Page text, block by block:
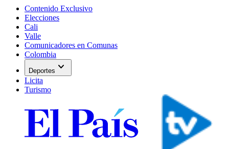
Contenido Exclusivo
Elecciones
Cali
Valle
Comunicadores en Comunas
Colombia
Deportes expand_more
Licita
Turismo